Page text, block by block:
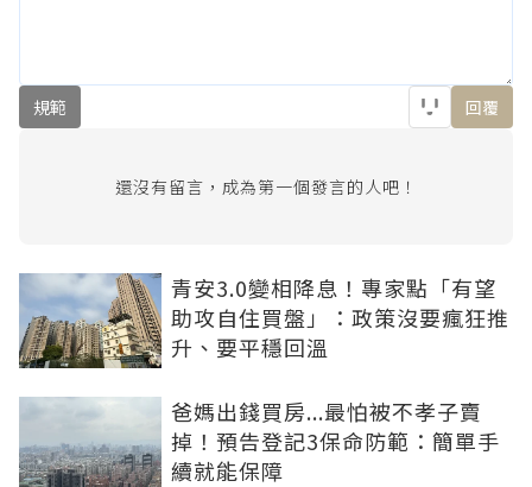
規範 回覆
還沒有留言，成為第一個發言的人吧！
青安3.0變相降息！專家點「有望
助攻自住買盤」：政策沒要瘋狂推
升、要平穩回溫
爸媽出錢買房...最怕被不孝子賣
掉！預告登記3保命防範：簡單手
續就能保障